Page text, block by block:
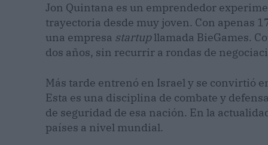
Jon Quintana es un emprendedor
trayectoria desde muy joven. Con apenas
una empresa startupllamada BieGames.
dos años, sin recurrir a rondas de
Más tarde entrenó en Israel y se convirtió
Esta es una disciplina de combate y
de seguridad de esa nación. En la
países a nivel mundial.